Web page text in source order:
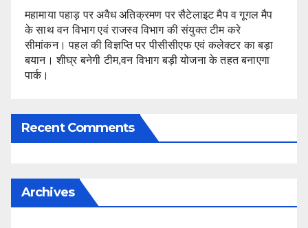
महामाया पहाड़ पर अवैध अतिक्रमण पर सैटेलाइट मैप व गूगल मैप
के साथ वन विभाग एवं राजस्व विभाग की संयुक्त टीम करे
सीमांकन। पहल की विज्ञप्ति पर पीसीसीएफ एवं कलेक्टर का बड़ा
बयान। शीघ्र बनेगी टीम,वन विभाग बड़ी योजना के तहत बनाएगा
पार्क।
Recent Comments
Archives